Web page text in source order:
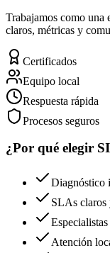
Trabajamos como una
claros, métricas y
Certificados
Equipo local
Respuesta rápida
Procesos seguros
¿Por qué elegir
Diagnóstico
SLAs claros
Atención